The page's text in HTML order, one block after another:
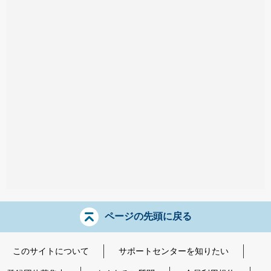
ページの先頭に戻る
このサイトについて サポートセンターを知りたい